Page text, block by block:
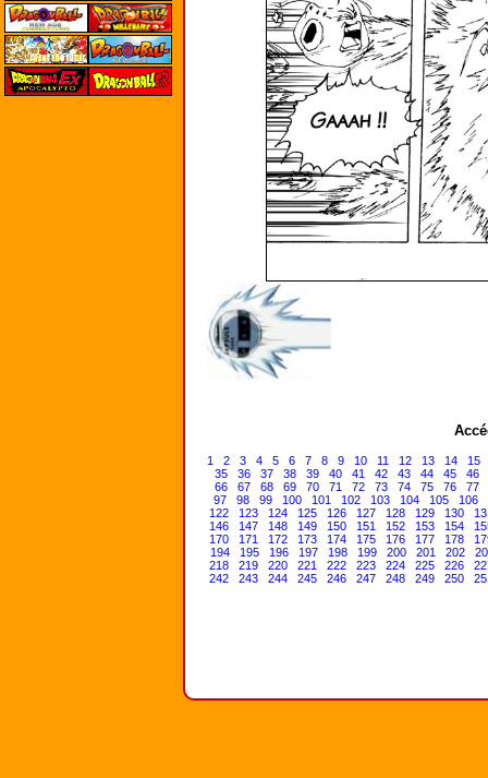
1 2 3 4 5 6 7 8 9 10 11 12 13 14
15
35
36 37 38 39 40 41 42 43 44 45
46
66
67 68 69 70 71 72 73 74 75 76
77
97
98 99 100 101 102 103 104 105
106
122
123 124 125 126 127 128 129 130
146
147 148 149 150 151 152 153 154
170
171 172 173 174 175 176 177 178
194
195 196 197 198 199 200 201 202
218
219 220 221 222 223 224 225 226
242
243 244 245 246 247 248 249 250